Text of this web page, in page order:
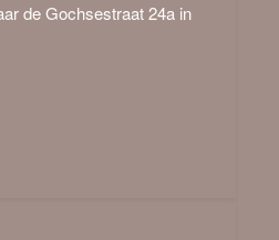
de Gochsestraat 24a in